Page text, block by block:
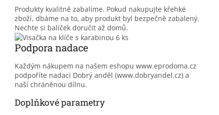
Produkty kvalitně zabalíme. Pokud nakupujte křehké
zboží, dbáme na to, aby produkt byl bezpečně zabalený.
Nechte si balíček doručit až domů.
Podpora nadace
Každým nákupem na našem eshopu www.eprodoma.cz
podpoříte nadaci Dobrý anděl (www.dobryandel.cz) a
naší chráněnou dílnu.
Doplňkové parametry